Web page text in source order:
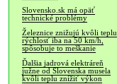
Slovensko.sk má opäť
technické problémy
Železnice znižujú kvôli teplu
rýchlosť iba na 50 km/h,
spôsobuje to meškanie
Ďalšia jadrová elektráreň
južne od Slovenska musela
kvôli teplu znížiť výkon